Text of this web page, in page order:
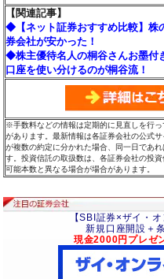
【関連記事】
◆【ネット証券おすすめ比較】株
券会社が安かった！
◆株主優待名人の桐谷さんお墨付
口座を使い分けるのが桐谷流！
※手数料などの情報は定期的に見直しを行
があります。最新情報は各証券会社の公式
が複数の約定に分かれた場合、同一日であ
す。投資信託の取扱数は、各証券会社の投
可能本数と異なる場合が場合があります。
【SBI証券×ザイ・
新規口座開設＋
現金2000円プレゼ